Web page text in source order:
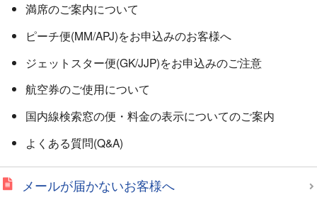
満席のご案内について
ピーチ便(MM/APJ)をお申込みのお客様へ
ジェットスター便(GK/JJP)をお申込みのご注意
航空券のご使用について
国内線検索窓の便・料金の表示についてのご案内
よくある質問(Q&A)
メールが届かないお客様へ